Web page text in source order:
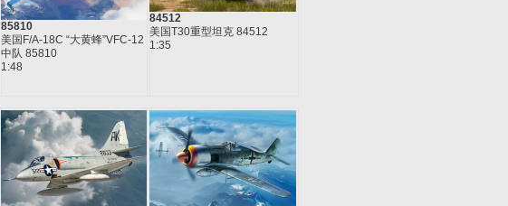
85810
美国F/A-18C “大黄蜂”VFC-12
中队 85810
1:48
84512
美国T30重型坦克 84512
1:35